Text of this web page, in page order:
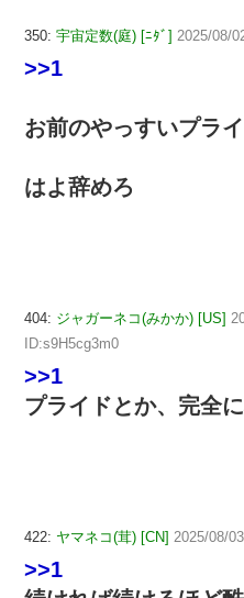
350: 宇宙定数(庭) [ﾆﾀﾞ] 2025/08/
>>1
お前のやっすいプラ
はよ辞めろ
404: ジャガーネコ(みかか) [US]
ID:s9H5cg3m0
>>1
プライドとか、完全
422: ヤマネコ(茸) [CN] 2025/08/
>>1